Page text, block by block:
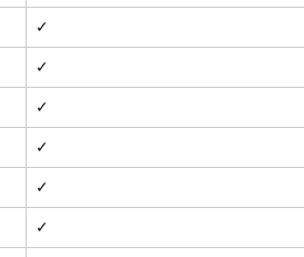
✓
✓
✓
✓
✓
✓